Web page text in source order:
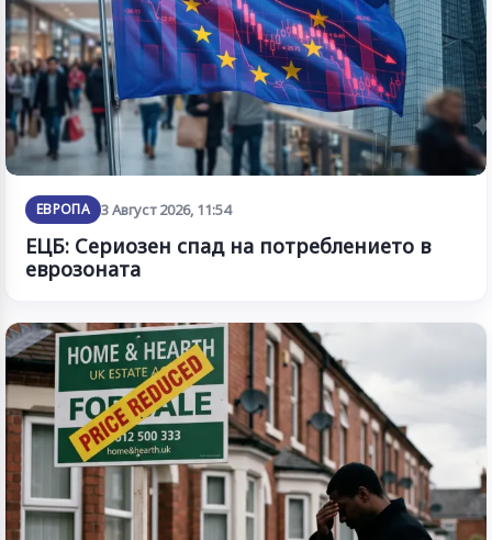
ЕВРОПА 3 Август 2026, 11:54
ЕЦБ: Сериозен спад на потреблението в
еврозоната